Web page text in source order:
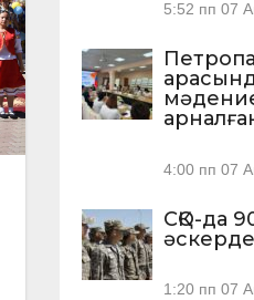
5:52 пп 07
4:00 пп 07
СҚО-да
1:20 пп 07